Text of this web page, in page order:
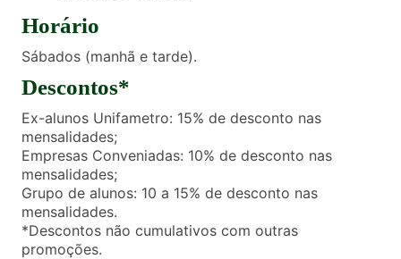
Horário
Sábados (manhã e tarde).
Descontos*
Ex-alunos Unifametro: 15% de desconto nas
mensalidades;
Empresas Conveniadas: 10% de desconto nas
mensalidades;
Grupo de alunos: 10 a 15% de desconto nas
mensalidades.
*Descontos não cumulativos com outras
promoções.